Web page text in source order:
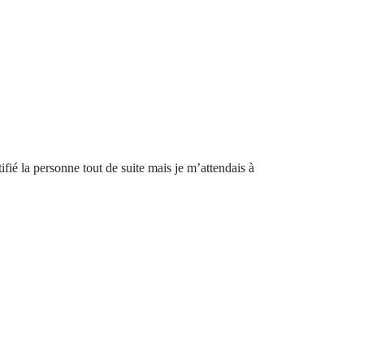
la personne tout de suite mais je m’attendais à